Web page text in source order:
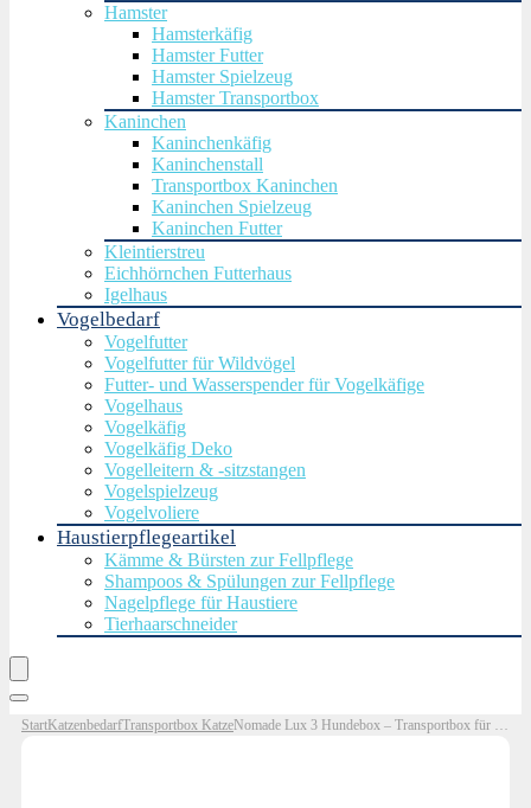
Hamster
Hamsterkäfig
Hamster Futter
Hamster Spielzeug
Hamster Transportbox
Kaninchen
Kaninchenkäfig
Kaninchenstall
Transportbox Kaninchen
Kaninchen Spielzeug
Kaninchen Futter
Kleintierstreu
Eichhörnchen Futterhaus
Igelhaus
Vogelbedarf
Vogelfutter
Vogelfutter für Wildvögel
Futter- und Wasserspender für Vogelkäfige
Vogelhaus
Vogelkäfig
Vogelkäfig Deko
Vogelleitern & -sitzstangen
Vogelspielzeug
Vogelvoliere
Haustierpflegeartikel
Kämme & Bürsten zur Fellpflege
Shampoos & Spülungen zur Fellpflege
Nagelpflege für Haustiere
Tierhaarschneider
StartKatzenbedarfTransportbox KatzeNomade Lux 3 Hundebox – Transportbox für kleine Hunde und Katzen – 60 x 40 x 38 cm – Kann bis zu 12 kg tragen. Robustes Polypropylen. Türen aus Metal